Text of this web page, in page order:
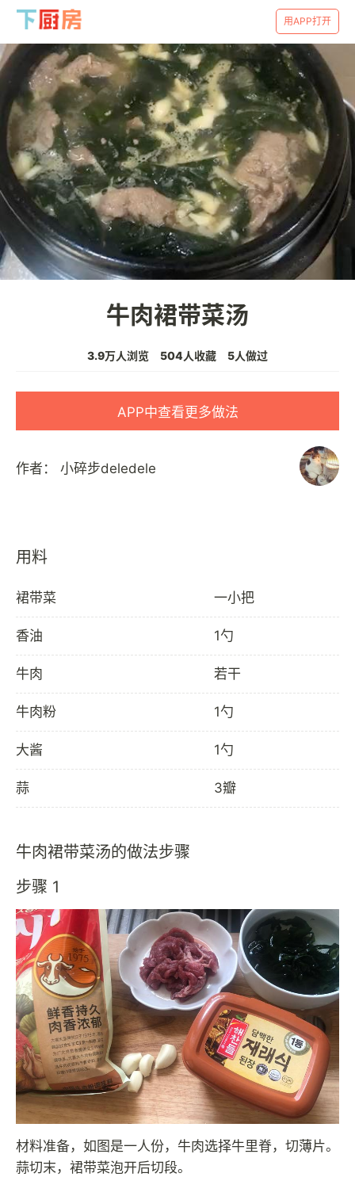
用APP打开
牛肉裙带菜汤
3.9万人浏览 504人收藏 5人做过
APP中查看更多做法
作者： 小碎步deledele
用料
裙带菜 一小把
香油 1勺
牛肉 若干
牛肉粉 1勺
大酱 1勺
蒜 3瓣
牛肉裙带菜汤的做法步骤
步骤 1
材料准备，如图是一人份，牛肉选择牛里脊，切薄片。
蒜切末，裙带菜泡开后切段。